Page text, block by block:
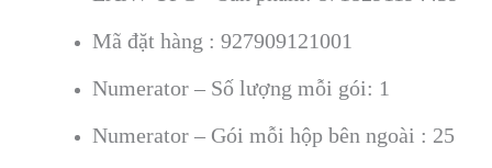
Mã đặt hàng : 927909121001
Numerator – Số lượng mỗi gói: 1
Numerator – Gói mỗi hộp bên ngoài : 25